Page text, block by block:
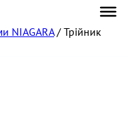
NIAGARA/ Трійник